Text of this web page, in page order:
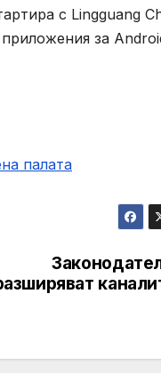
с Lingguang
за
палaта